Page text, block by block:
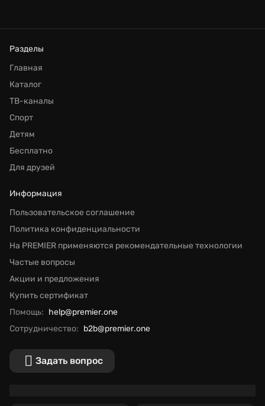
Разделы
Главная
Каталог
ТВ-каналы
Спорт
Детям
Бесплатно
Для друзей
Информация
Пользовательское соглашение
Политика конфиденциальности
На PREMIER применяются рекомендательные технологии
Частые вопросы
Акции и предложения
Купить сертификат
Помощь: help@premier.one
Сотрудничество: b2b@premier.one
Задать вопрос